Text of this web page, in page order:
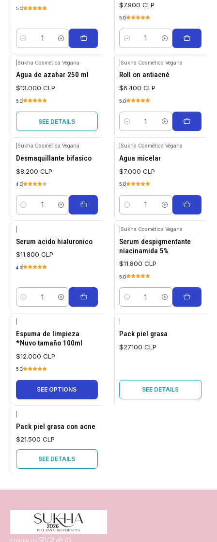
5.0
Quantity
$7.900 CLP
5.0
Quantity
Sukha Cosmética Vegana
Agua de azahar 250 ml
$13.000 CLP
5.0
SEE DETAILS
Sukha Cosmética Vegana
Roll on antiacné
$6.400 CLP
5.0
Quantity
Sukha Cosmética Vegana
Desmaquillante bifasico
$8.200 CLP
4.0
Quantity
Sukha Cosmética Vegana
Agua micelar
$7.000 CLP
5.0
Quantity
Serum acido hialuronico
$11.800 CLP
4.9
Quantity
Sukha Cosmética Vegana
Serum despigmentante
niacinamida 5%
$11.800 CLP
5.0
Quantity
Espuma de limpieza
*Nuvo tamaño 100ml
$12.000 CLP
5.0
SEE OPTIONS
Pack piel grasa
$27.100 CLP
SEE DETAILS
Pack piel grasa con acne
$21.500 CLP
SEE DETAILS